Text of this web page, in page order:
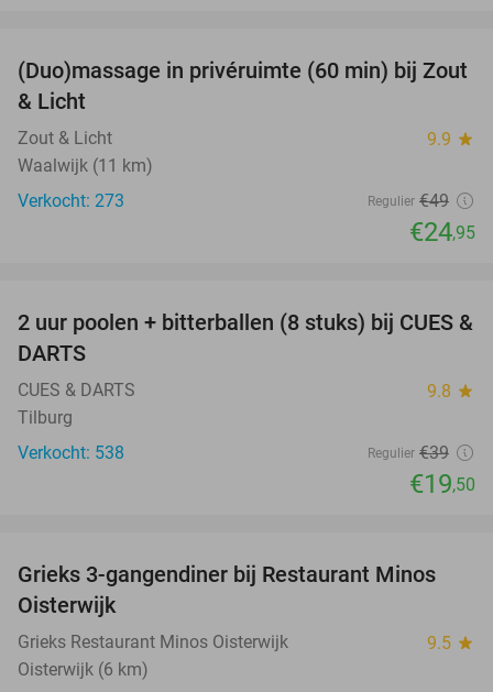
49%
(Duo)massage in privéruimte (60 min) bij Zout
& Licht
Zout & Licht 9.9 star
Waalwijk (11 km)
Verkocht: 273
Regulier €49
€24,95
50%
2 uur poolen + bitterballen (8 stuks) bij CUES &
DARTS
CUES & DARTS 9.8 star
Tilburg
Verkocht: 538
Regulier €39
€19,50
30%
Grieks 3-gangendiner bij Restaurant Minos
Oisterwijk
Grieks Restaurant Minos Oisterwijk 9.5 star
Oisterwijk (6 km)